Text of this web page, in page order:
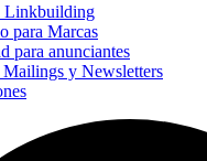
Linkbuilding
para Marcas
para anunciantes
y Newsletters